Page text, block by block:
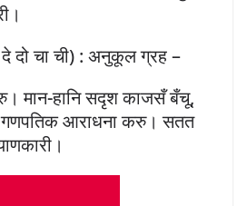
दे दो चा ची) : अनुकूल ग्रह –
मान-हानि सदृश काजसँ बँचू,
गणपतिक आराधना करु। सतत